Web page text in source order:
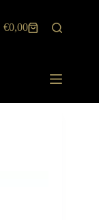
Carrinho
€0,00